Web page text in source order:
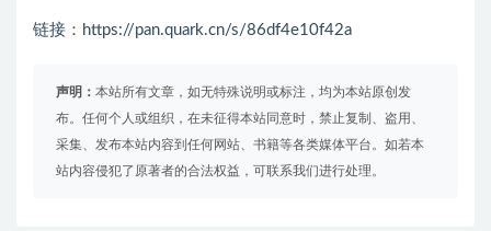
链接：https://pan.quark.cn/s/86df4e10f42a
声明： 本站所有文章，如无特殊说明或标注，均为本站原创发
布。任何个人或组织，在未征得本站同意时，禁止复制、盗用、
采集、发布本站内容到任何网站、书籍等各类媒体平台。如若本
站内容侵犯了原著者的合法权益，可联系我们进行处理。